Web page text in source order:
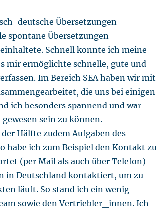
deutsche Übersetzungen
spontane Übersetzungen
Schnell konnte ich meine
mir ermöglichte schnelle, gute und
Im Bereich SEA haben wir mit
die uns bei einigen
ich besonders spannend und war
sein zu können.
Hälfte zudem Aufgaben des
habe ich zum Beispiel den Kontakt zu
(per Mail als auch über Telefon)
in Deutschland kontaktiert, um zu
läuft. So stand ich ein wenig
sowie den Vertriebler_innen. Ich